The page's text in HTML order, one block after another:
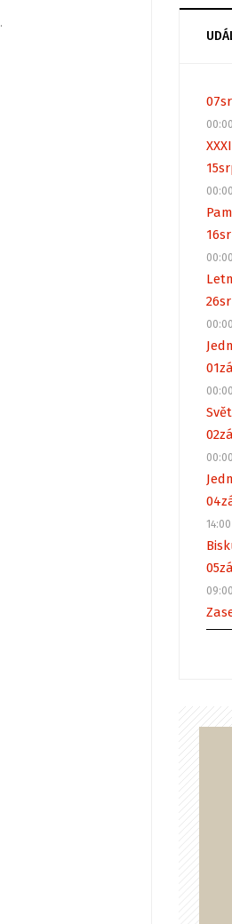
.
07
00:00
15
00:00
16
00:00
26
00:00
01
00:00
02
00:00
04
14:00
05
09:00